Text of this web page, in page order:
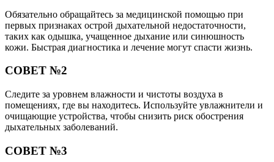
Обязательно обращайтесь за медицинской помощью при
первых признаках острой дыхательной недостаточности,
таких как одышка, учащенное дыхание или синюшность
кожи. Быстрая диагностика и лечение могут спасти жизнь.
СОВЕТ №2
Следите за уровнем влажности и чистоты воздуха в
помещениях, где вы находитесь. Используйте увлажнители и
очищающие устройства, чтобы снизить риск обострения
дыхательных заболеваний.
СОВЕТ №3